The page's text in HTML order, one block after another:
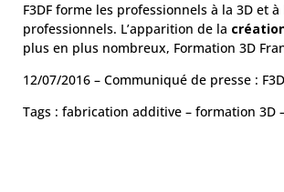
F3DF forme les professionnels à la 3D et
professionnels. L’apparition de la
plus en plus nombreux, Formation 3D
12/07/2016 – Communiqué de presse :
Tags : fabrication additive – formation 3D